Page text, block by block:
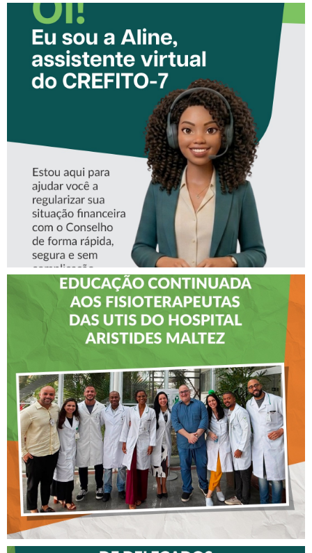
CONHEÇA A ‘ALINE’,
ASSISTENTE VIRTUAL DO
CREFITO-7
CREFITO-7 LEVA EDUCAÇÃO
CONTINUADA AOS
FISIOTERAPEUTAS DAS UTIs
DO HOSPITAL ARISTIDES
MALTEZ